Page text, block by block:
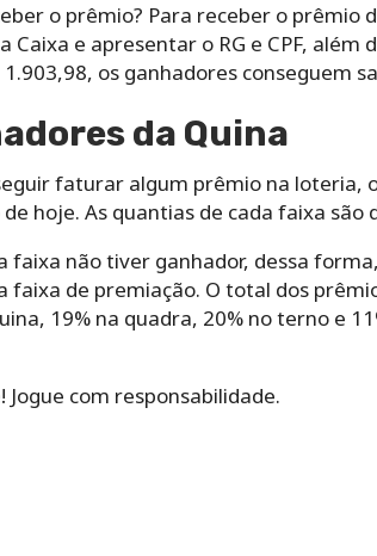
o prêmio? Para receber o prêmio
Caixa e apresentar o RG e CPF,
os ganhadores conseguem
da Quina
faturar algum prêmio na loteria,
hoje. As quantias de cada faixa
faixa não tiver ganhador, dessa
faixa de premiação. O total dos
19% na quadra, 20% no terno e
Jogue com responsabilidade.